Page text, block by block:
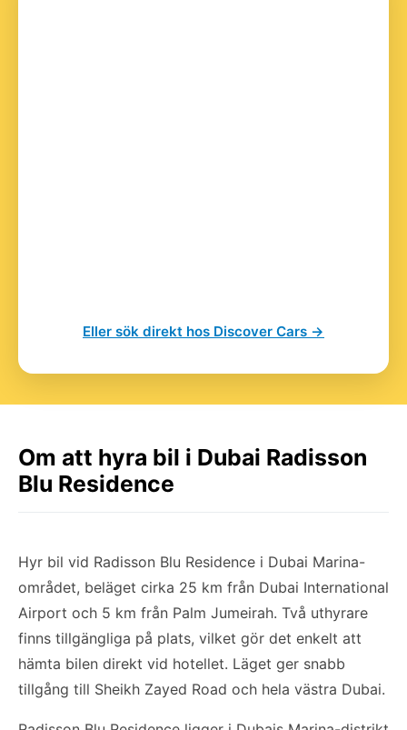
Eller sök direkt hos Discover Cars →
Om att hyra bil i Dubai Radisson
Blu Residence
Hyr bil vid Radisson Blu Residence i Dubai Marina-
området, beläget cirka 25 km från Dubai International
Airport och 5 km från Palm Jumeirah. Två uthyrare
finns tillgängliga på plats, vilket gör det enkelt att
hämta bilen direkt vid hotellet. Läget ger snabb
tillgång till Sheikh Zayed Road och hela västra Dubai.